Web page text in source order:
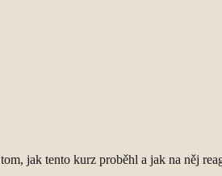
jak tento kurz proběhl a jak na něj